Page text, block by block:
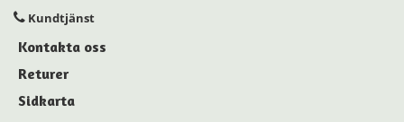
Kundtjänst
Kontakta oss
Returer
Sidkarta